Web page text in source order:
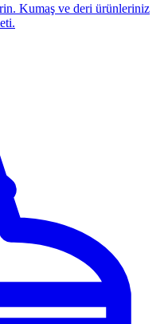
Kumaş ve deri ürünleriniz